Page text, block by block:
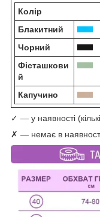
Колір
Блакитний
Чорний
Фісташкови
й
Капучино
✓ — у наявності
✗ — немає в